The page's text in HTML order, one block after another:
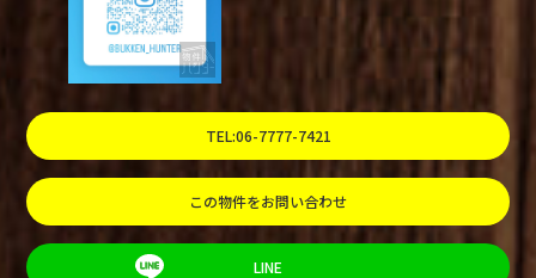
TEL:06-7777-7421
この物件をお問い合わせ
LINE